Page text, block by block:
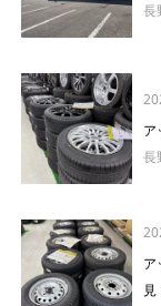
長
ア
長
ア
見